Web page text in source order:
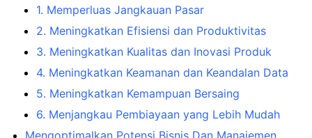
1. Memperluas Jangkauan Pasar
2. Meningkatkan Efisiensi dan Produktivitas
3. Meningkatkan Kualitas dan Inovasi Produk
4. Meningkatkan Keamanan dan Keandalan Data
5. Meningkatkan Kemampuan Bersaing
6. Menjangkau Pembiayaan yang Lebih Mudah
Mengoptimalkan Potensi Bisnis Dan Manajemen